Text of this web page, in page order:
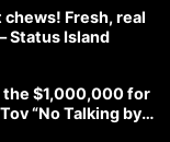
Fresh, real
Status Island
the $1,000,000 for
“No Talking by